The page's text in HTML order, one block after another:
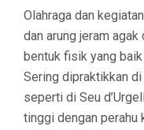
Olahraga dan
dan arung jeram
bentuk fisik yang
Sering dipraktikkan
seperti di Seu
tinggi dengan perahu